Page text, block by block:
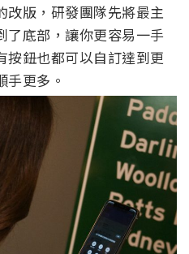
改版，研發團隊先將最主
了底部，讓你更容易一手
按鈕也都可以自訂達到更
更多。